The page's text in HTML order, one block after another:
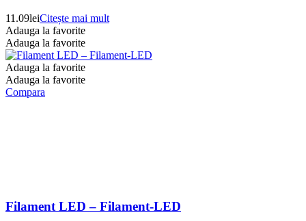
11.09leiCitește mai mult
Adauga la favorite
Adauga la favorite
Adauga la favorite
Adauga la favorite
Compara
Filament LED – Filament-LED